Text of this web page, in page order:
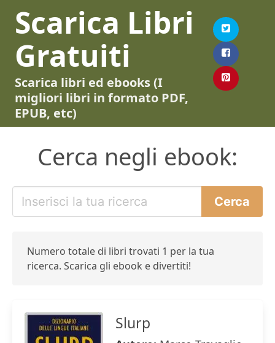
Scarica Libri
Gratuiti
Scarica libri ed ebooks (I
migliori libri in formato PDF,
EPUB, etc)
Cerca negli ebook:
Numero totale di libri trovati 1 per la tua
ricerca. Scarica gli ebook e divertiti!
Slurp